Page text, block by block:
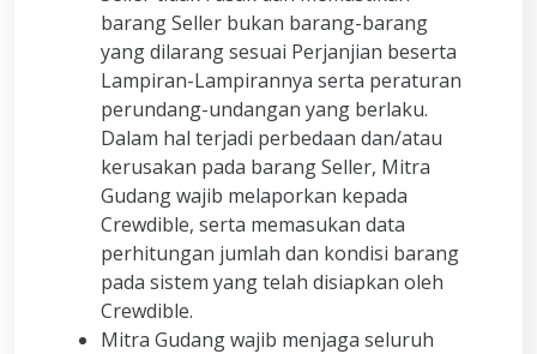
barang Seller bukan barang-barang
yang dilarang sesuai Perjanjian beserta
Lampiran-Lampirannya serta peraturan
perundang-undangan yang berlaku.
Dalam hal terjadi perbedaan dan/atau
kerusakan pada barang Seller, Mitra
Gudang wajib melaporkan kepada
Crewdible, serta memasukan data
perhitungan jumlah dan kondisi barang
pada sistem yang telah disiapkan oleh
Crewdible.
Mitra Gudang wajib menjaga seluruh